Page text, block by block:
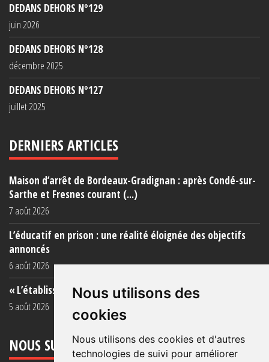
Nous utilisons des
cookies
Nous utilisons des cookies et d'autres
technologies de suivi pour améliorer
DEDANS DEHORS N°129
juin 2026
DEDANS DEHORS N°128
décembre 2025
DEDANS DEHORS N°127
juillet 2025
DERNIERS ARTICLES
Maison d’arrêt de Bordeaux-Gradignan : après Condé-sur-
Sarthe et Fresnes courant (...)
7 août 2026
L’éducatif en prison : une réalité éloignée des objectifs
annoncés
6 août 2026
« L’établissement est une porcherie totale »
5 août 2026
NOUS SUIVRE